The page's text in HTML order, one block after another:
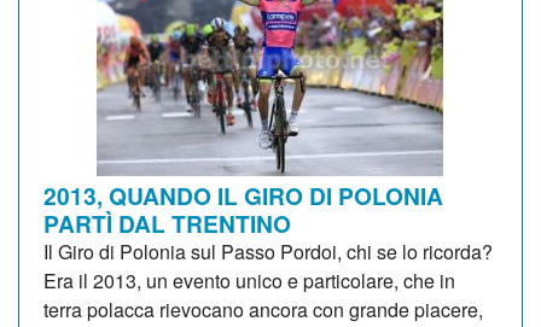
2013, QUANDO IL GIRO DI POLONIA
PARTÌ DAL TRENTINO
Il Giro di Polonia sul Passo Pordoi, chi se lo ricorda?
Era il 2013, un evento unico e particolare, che in
terra polacca rievocano ancora con grande piacere,